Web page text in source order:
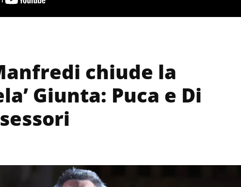
chiude la
Giunta: Puca e Di